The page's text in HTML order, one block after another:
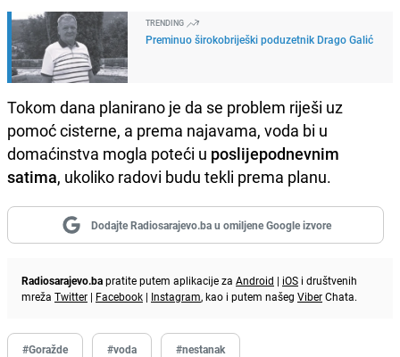
TRENDING
Preminuo širokobriješki poduzetnik Drago Galić
Tokom dana planirano je da se problem riješi uz
pomoć cisterne, a prema najavama, voda bi u
domaćinstva mogla poteći u poslijepodnevnim
satima, ukoliko radovi budu tekli prema planu.
Dodajte Radiosarajevo.ba u omiljene Google izvore
Radiosarajevo.bapratite putem aplikacije za Android | iOS i društvenih
mreža Twitter | Facebook | Instagram, kao i putem našeg ViberChata.
#Goražde #voda #nestanak